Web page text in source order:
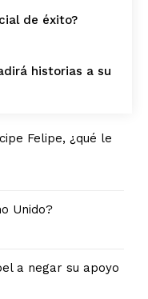
de éxito?
historias a su
Felipe, ¿qué le
Unido?
a negar su apoyo